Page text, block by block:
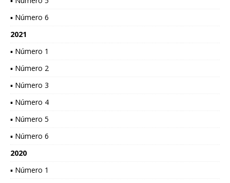
▪ Número 6
2021
▪ Número 1
▪ Número 2
▪ Número 3
▪ Número 4
▪ Número 5
▪ Número 6
2020
▪ Número 1